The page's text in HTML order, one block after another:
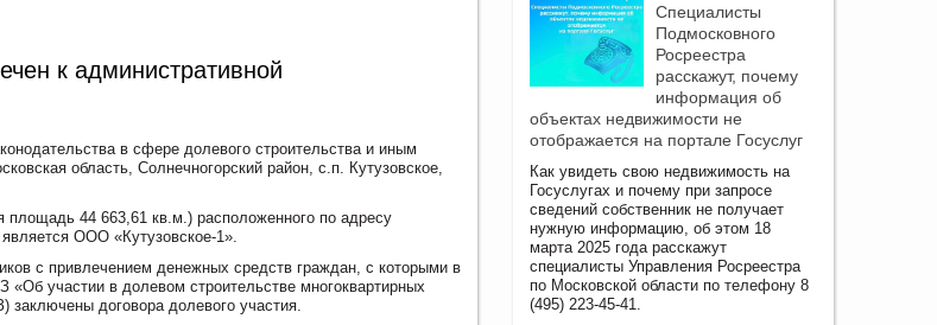
к административной
в сфере долевого строительства и иным
область, Солнечногорский район, с.п. Кутузовское,
площадь 44 663,61 кв.м.) расположенного по адресу
ООО «Кутузовское-1».
с привлечением денежных средств граждан, с которыми в
участии в долевом строительстве многоквартирных
договора долевого участия.
Специалисты
Подмосковного
Росреестра
расскажут, почему
информация об
объектах недвижимости не
отображается на портале Госуслуг
Как увидеть свою недвижимость на
Госуслугах и почему при запросе
сведений собственник не получает
нужную информацию, об этом 18
марта 2025 года расскажут
специалисты Управления Росреестра
по Московской области по телефону 8
(495) 223-45-41.